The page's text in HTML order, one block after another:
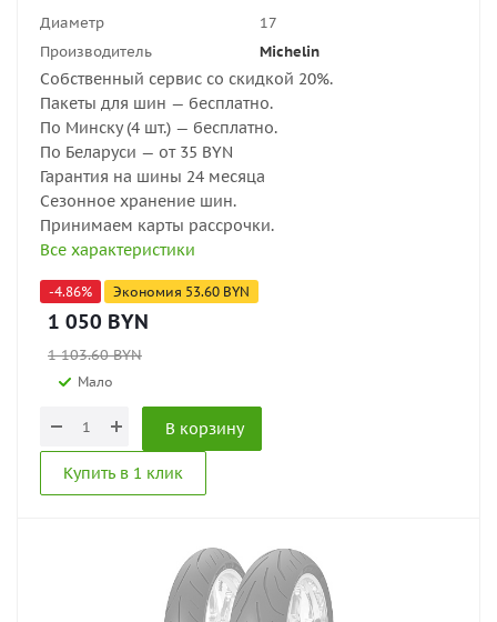
Диаметр
17
Производитель
Michelin
Собственный сервис со скидкой 20%.
Пакеты для шин — бесплатно.
По Минску (4 шт.) — бесплатно.
По Беларуси — от 35 BYN
Гарантия на шины 24 месяца
Сезонное хранение шин.
Принимаем карты рассрочки.
Все характеристики
-4.86% Экономия 53.60 BYN
1 050 BYN
1 103.60BYN
Мало
В корзину
Купить в 1 клик